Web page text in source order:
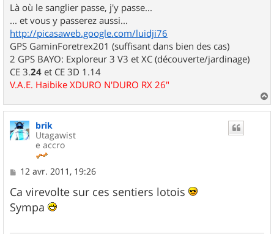
Là où le sanglier passe, j'y passe...
... et vous y passerez aussi...
http://picasaweb.google.com/luidji76
GPS GaminForetrex201 (suffisant dans bien des cas)
2 GPS BAYO: Exploreur 3 V3 et XC (découverte/jardinage)
CE 3.24 et CE 3D 1.14
V.A.E. Haibike XDURO N'DURO RX 26"
a
u
brik
Utagawist
e accro
M
s
s
a
12 avr. 2011, 19:26
Ca virevolte sur ces sentiers lotois
Sympa